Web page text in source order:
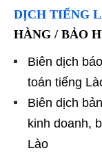
DỊCH TIẾNG
HÀNG / BẢO
Biên dịch
toán tiếng
Biên dịch
kinh doanh,
Lào